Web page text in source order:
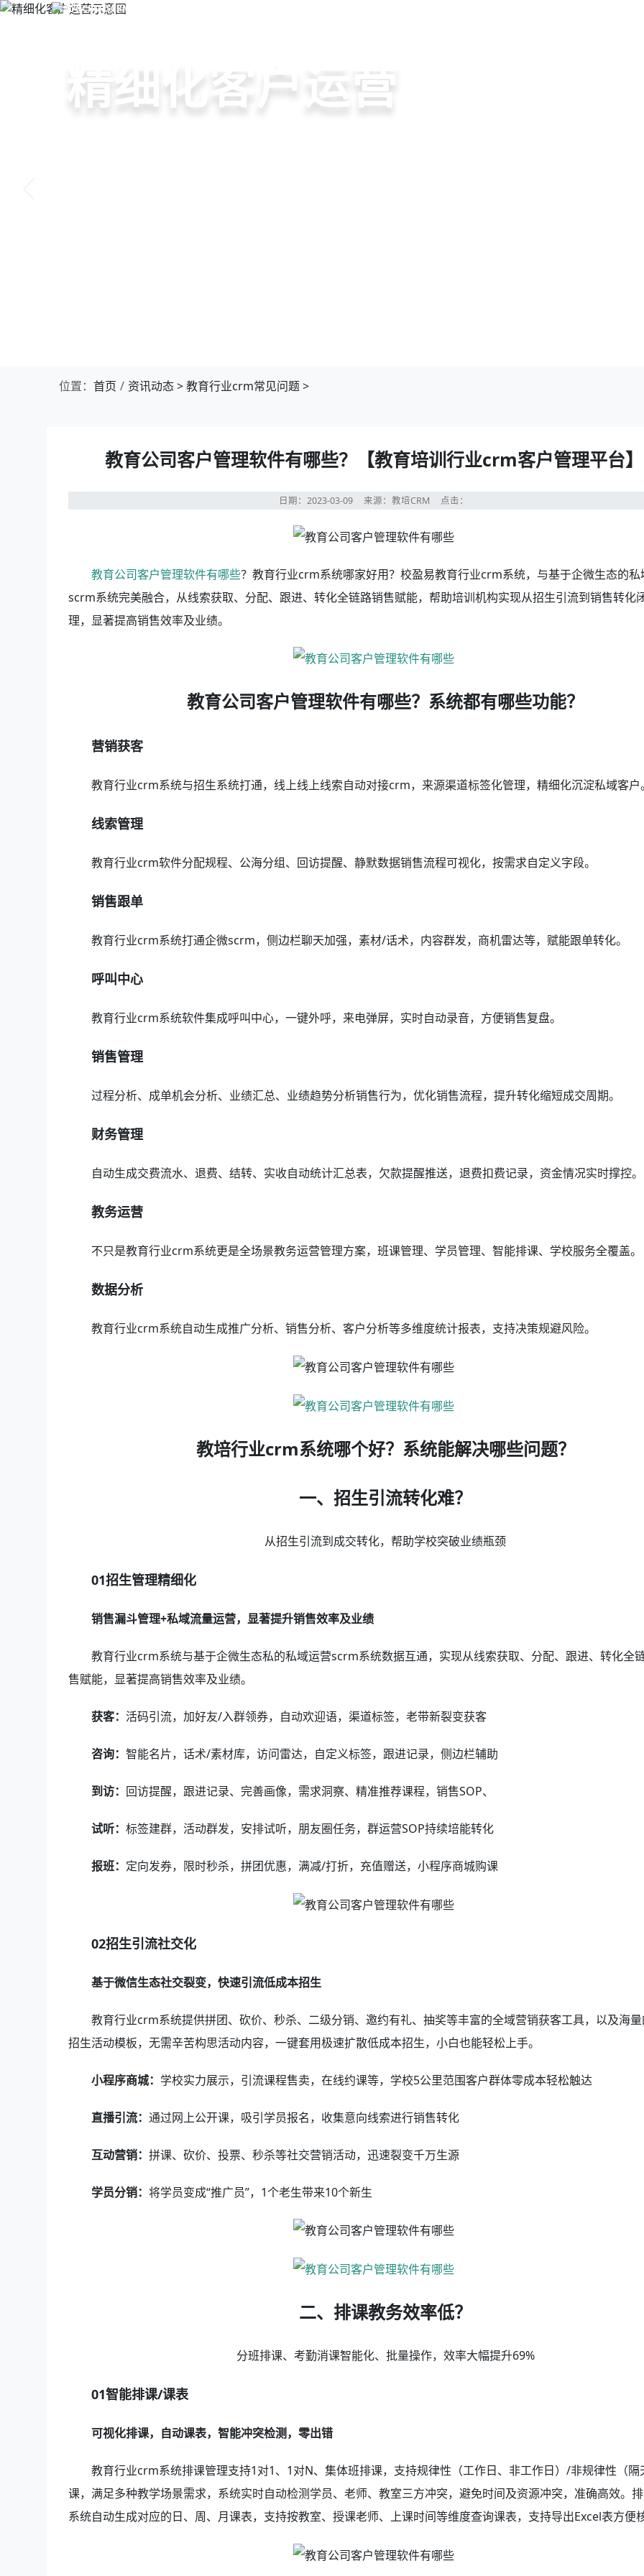
教培行业CRM
智能销售漏斗
精细化客户运营
私域招生与裂变
位置： 首页 资讯动态>教育行业crm常见问题>
教育公司客户管理软件有哪些？【教育培训行业crm客户管理平台】
日期：2023-03-09来源：教培CRM 点击：
教育公司客户管理软件有哪些？教育行业crm系统哪家好用？校盈易教育行业crm系统，与基于企微生态的私
scrm系统完美融合，从线索获取、分配、跟进、转化全链路销售赋能，帮助培训机构实现从招生引流到销售转化
理，显著提高销售效率及业绩。
教育公司客户管理软件有哪些？系统都有哪些功能？
营销获客
教育行业crm系统与招生系统打通，线上线上线索自动对接crm，来源渠道标签化管理，精细化沉淀私域客户
线索管理
教育行业crm软件分配规程、公海分组、回访提醒、静默数据销售流程可视化，按需求自定义字段。
销售跟单
教育行业crm系统打通企微scrm，侧边栏聊天加强，素材/话术，内容群发，商机雷达等，赋能跟单转化。
呼叫中心
教育行业crm系统软件集成呼叫中心，一键外呼，来电弹屏，实时自动录音，方便销售复盘。
销售管理
过程分析、成单机会分析、业绩汇总、业绩趋势分析销售行为，优化销售流程，提升转化缩短成交周期。
财务管理
自动生成交费流水、退费、结转、实收自动统计汇总表，欠款提醒推送，退费扣费记录，资金情况实时撑控。
教务运营
不只是教育行业crm系统更是全场景教务运营管理方案，班课管理、学员管理、智能排课、学校服务全覆盖。
数据分析
教育行业crm系统自动生成推广分析、销售分析、客户分析等多维度统计报表，支持决策规避风险。
教培行业crm系统哪个好？系统能解决哪些问题？
一、招生引流转化难？
从招生引流到成交转化，帮助学校突破业绩瓶颈
01招生管理精细化
销售漏斗管理+私域流量运营，显著提升销售效率及业绩
教育行业crm系统与基于企微生态私的私域运营scrm系统数据互通，实现从线索获取、分配、跟进、转化全
售赋能，显著提高销售效率及业绩。
获客： 活码引流，加好友/入群领券，自动欢迎语，渠道标签，老带新裂变获客
咨询： 智能名片，话术/素材库，访问雷达，自定义标签，跟进记录，侧边栏辅助
到访： 回访提醒，跟进记录、完善画像，需求洞察、精准推荐课程，销售SOP、
试听： 标签建群，活动群发，安排试听，朋友圈任务，群运营SOP持续培能转化
报班： 定向发券，限时秒杀，拼团优惠，满减/打折，充值赠送，小程序商城购课
02招生引流社交化
基于微信生态社交裂变，快速引流低成本招生
教育行业crm系统提供拼团、砍价、秒杀、二级分销、邀约有礼、抽奖等丰富的全域营销获客工具，以及海
招生活动模板，无需辛苦构思活动内容，一键套用极速扩散低成本招生，小白也能轻松上手。
小程序商城： 学校实力展示，引流课程售卖，在线约课等，学校5公里范围客户群体零成本轻松触达
直播引流： 通过网上公开课，吸引学员报名，收集意向线索进行销售转化
互动营销： 拼课、砍价、投票、秒杀等社交营销活动，迅速裂变千万生源
学员分销： 将学员变成“推广员”，1个老生带来10个新生
二、排课教务效率低？
分班排课、考勤消课智能化、批量操作，效率大幅提升69%
01智能排课/课表
可视化排课，自动课表，智能冲突检测，零出错
教育行业crm系统排课管理支持1对1、1对N、集体班排课，支持规律性（工作日、非工作日）/非规律性（隔
课，满足多种教学场景需求，系统实时自动检测学员、老师、教室三方冲突，避免时间及资源冲突，准确高效。
系统自动生成对应的日、周、月课表，支持按教室、授课老师、上课时间等维度查询课表，支持导出Excel表方便